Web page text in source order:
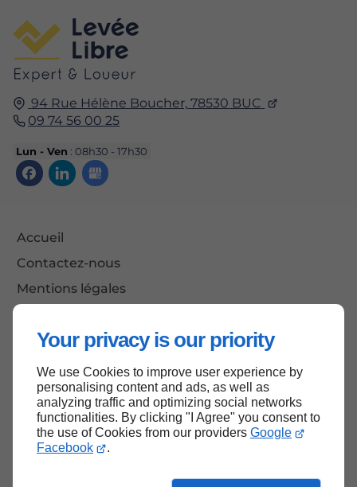
Your privacy is our priority
We use Cookies to improve user experience by
personalising content and ads, as well as
analyzing traffic and optimizing social networks
functionalities. By clicking "I Agree" you consent to
the use of Cookies from our providers Google
Facebook
.
94 Rue Hélène Boucher, 78530 BUC
09 74 56 00 25
Lun - Ven : 08h30 - 17h30
Accueil
Contactez-nous
Mentions légales
Haut de page